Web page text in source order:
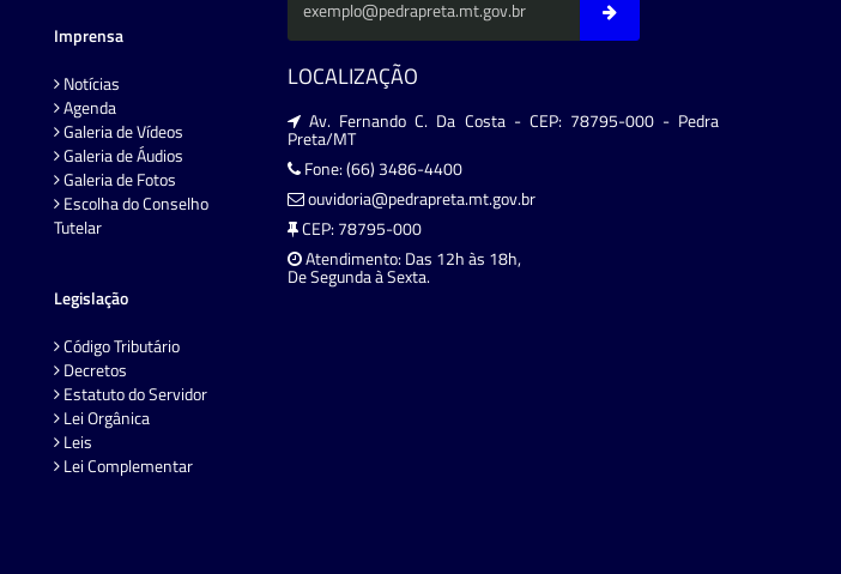
Imprensa
Notícias
Agenda
Galeria de Vídeos
Galeria de Áudios
Galeria de Fotos
Escolha do Conselho
Tutelar
Legislação
Código Tributário
Decretos
Estatuto do Servidor
Lei Orgânica
Leis
Lei Complementar
LOCALIZAÇÃO
Av. Fernando C. Da Costa - CEP: 78795-000 - Pedra
Preta/MT
Fone: (66) 3486-4400
ouvidoria@pedrapreta.mt.gov.br
CEP: 78795-000
Atendimento: Das 12h às 18h,
De Segunda à Sexta.